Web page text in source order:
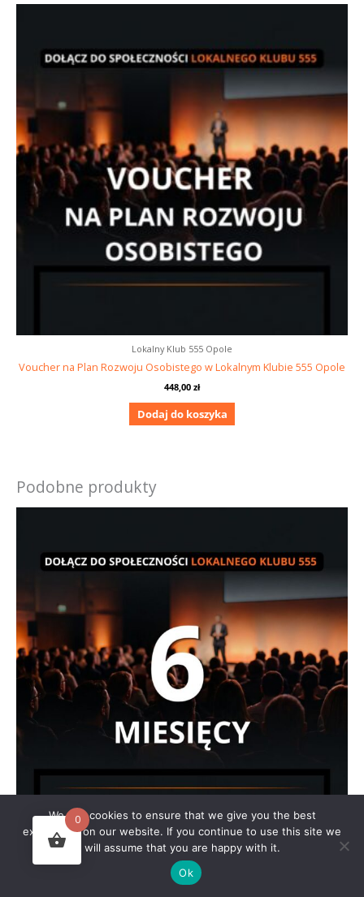
Lokalny Klub 555 Opole
Voucher na Plan Rozwoju Osobistego w Lokalnym Klubie 555 Opole
448,00 zł
Dodaj do koszyka
Podobne produkty
Lokalny Klub 555 Southampton
Dostęp do społeczności Lokalnego Klubu 555 Southampton na 6
miesięcy
0
We use cookies to ensure that we give you the best
experience on our website. If you continue to use this site we
will assume that you are happy with it.
Ok